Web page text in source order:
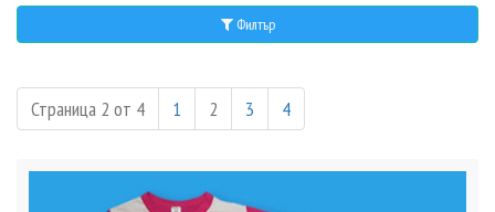
Филтър
Страница 2 от 4 1 2 3 4